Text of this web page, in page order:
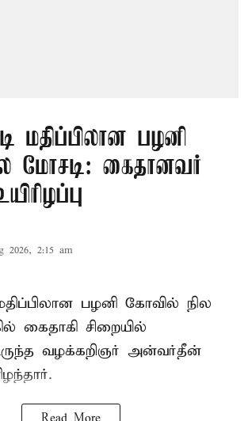
மதிப்பிலான பழனி
மோசடி: கைதானவர்
2026, 2:15 am
பழனி கோவில் நில
கைதாகி சிறையில்
வழக்கறிஞர் அன்வர்தீன்